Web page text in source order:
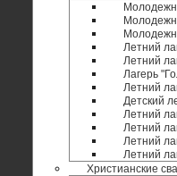
Летний
Летний
Лагерь
Летний
Детский
Летний
Летний
Летний
Летний
Христианские